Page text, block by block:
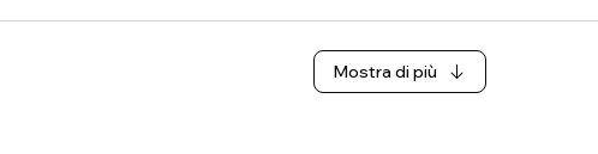
Mostra di più